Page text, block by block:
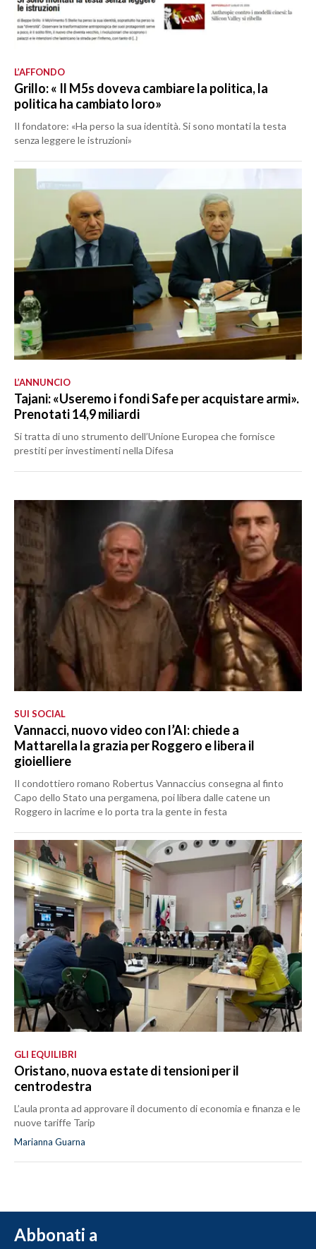
L’AFFONDO
Grillo: « Il M5s doveva cambiare la politica, la
politica ha cambiato loro»
Il fondatore: «Ha perso la sua identità. Si sono montati la testa
senza leggere le istruzioni»
L’ANNUNCIO
Tajani: «Useremo i fondi Safe per acquistare armi».
Prenotati 14,9 miliardi
Si tratta di uno strumento dell’Unione Europea che fornisce
prestiti per investimenti nella Difesa
SUI SOCIAL
Vannacci, nuovo video con l’AI: chiede a
Mattarella la grazia per Roggero e libera il
gioielliere
Il condottiero romano Robertus Vannaccius consegna al finto
Capo dello Stato una pergamena, poi libera dalle catene un
Roggero in lacrime e lo porta tra la gente in festa
GLI EQUILIBRI
Oristano, nuova estate di tensioni per il
centrodestra
L’aula pronta ad approvare il documento di economia e finanza e le
nuove tariffe Tarip
Marianna Guarna
Abbonati a